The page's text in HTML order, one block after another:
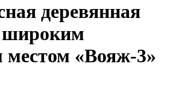
деревянная
широким
«Вояж-3»